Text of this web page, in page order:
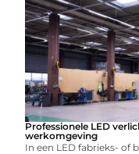
Professionele LED
werkomgeving
In een LED fabrieks- of